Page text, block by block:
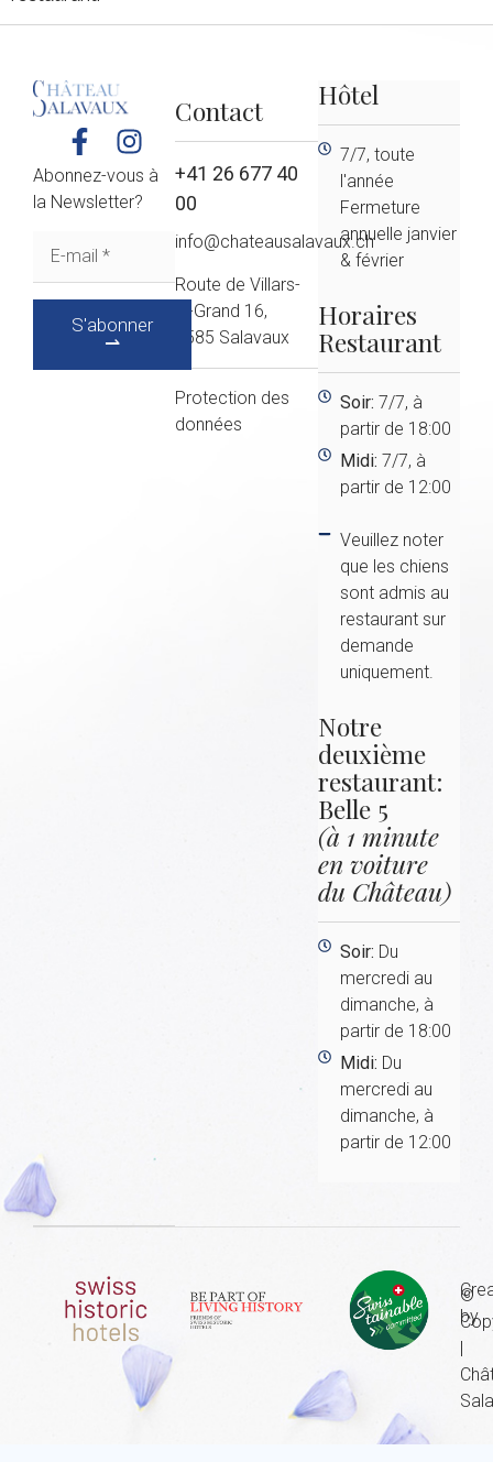
Abonnez-vous à
la Newsletter?
S'abonner
⇀
Hôtel
7/7, toute
l'année
Fermeture
annuelle janvier
& février
Horaires
Restaurant
Soir: 7/7, à
partir de 18:00
Midi: 7/7, à
partir de 12:00
Veuillez noter
que les chiens
sont admis au
restaurant sur
demande
uniquement.
Notre
deuxième
restaurant:
Belle 5
(à 1 minute
en voiture
du Château)
Soir: Du
mercredi au
dimanche, à
partir de 18:00
Midi: Du
mercredi au
dimanche, à
partir de 12:00
Contact
+41 26 677 40
00
info@chateausalavaux.ch
Route de Villars-
le-Grand 16,
1585 Salavaux
Protection des
données
by
©